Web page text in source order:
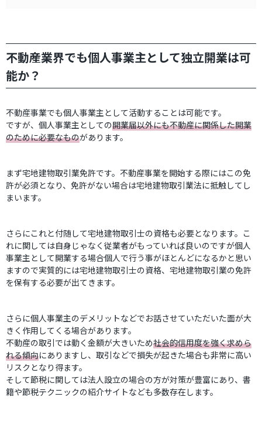
不動産業界でも個人事業主として独立開業は可
能か？
不動産事業でも個人事業主として活動することは可能です。
ですが、個人事業主としての開業届以外にも不動産に関係した開業
のために必要なものがあります。
まず宅地建物取引業免許です。不動産事業を開始する際にはこの免
許が必須となり、免許がない場合は宅地建物取引業法に抵触してし
まいます。
さらにこれと付随して宅地建物取引士の資格も必要となります。こ
れに関しては自身じゃなく従業者がもっていれば良いのですが個人
事業主として開業する場合個人で行う事がほとんどになるかと思い
ますので実質的には宅地建物取引士の資格、宅地建物取引業の免許
を保有する必要が出てきます。
さらに個人事業主のデメリットなどでお話させていただいた面が大
きく作用してくる場合があります。
不動産の取引では動く金額が大きいため社会的信用度を強く求めら
れる傾向にありますし、取引などで損失が起きた場合も非常に高い
リスクとなり得ます。
そして節税に関しては法人設立の場合の方が対策が豊富にあり、書
籍や節税テクニックの紹介サイトなども多数存在します。